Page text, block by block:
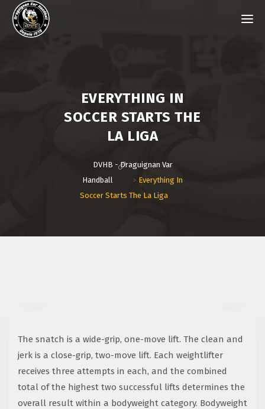
EVERYTHING IN
SOCCER STARTS THE
LA LIGA
DVHB - Draguignan Var
Handball
> Everything In
Soccer Starts The La Liga
The snatch is a wide-grip, one-move lift. The clean and
jerk is a close-grip, two-move lift. Each weightlifter
receives three attempts in each, and the combined
total of the highest two successful lifts determines the
overall result within a bodyweight category. Bodyweight